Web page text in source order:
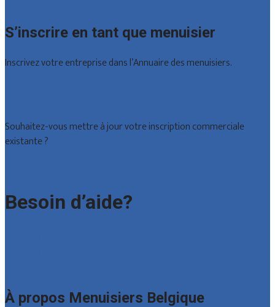
S’inscrire en tant que menuisier
Inscrivez votre entreprise dans l’Annuaire des menuisiers.
Souhaitez-vous mettre à jour votre inscription commerciale
existante ?
Besoin d’aide?
À propos Menuisiers Belgique